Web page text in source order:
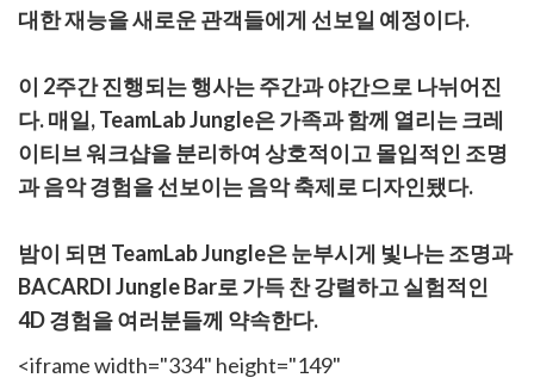
대한 재능을 새로운 관객들에게 선보일 예정이다.
이 2주간 진행되는 행사는 주간과 야간으로 나뉘어진
다. 매일, TeamLab Jungle은 가족과 함께 열리는 크레
이티브 워크샵을 분리하여 상호적이고 몰입적인 조명
과 음악 경험을 선보이는 음악 축제로 디자인됐다.
밤이 되면 TeamLab Jungle은 눈부시게 빛나는 조명과
BACARDI Jungle Bar로 가득 찬 강렬하고 실험적인
4D 경험을 여러분들께 약속한다.
<iframe width="334" height="149"